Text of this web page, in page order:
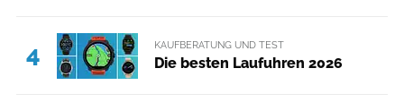
4 KAUFBERATUNG UND TEST
Die besten Laufuhren 2026